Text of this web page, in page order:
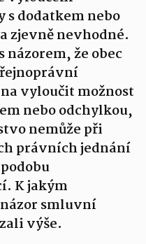
dodatkem nebo
zjevně nevhodné.
názorem, že obec
vyloučit možnost
nebo odchylkou,
nemůže při
právních jednání
K jakým
smluvní
výše.